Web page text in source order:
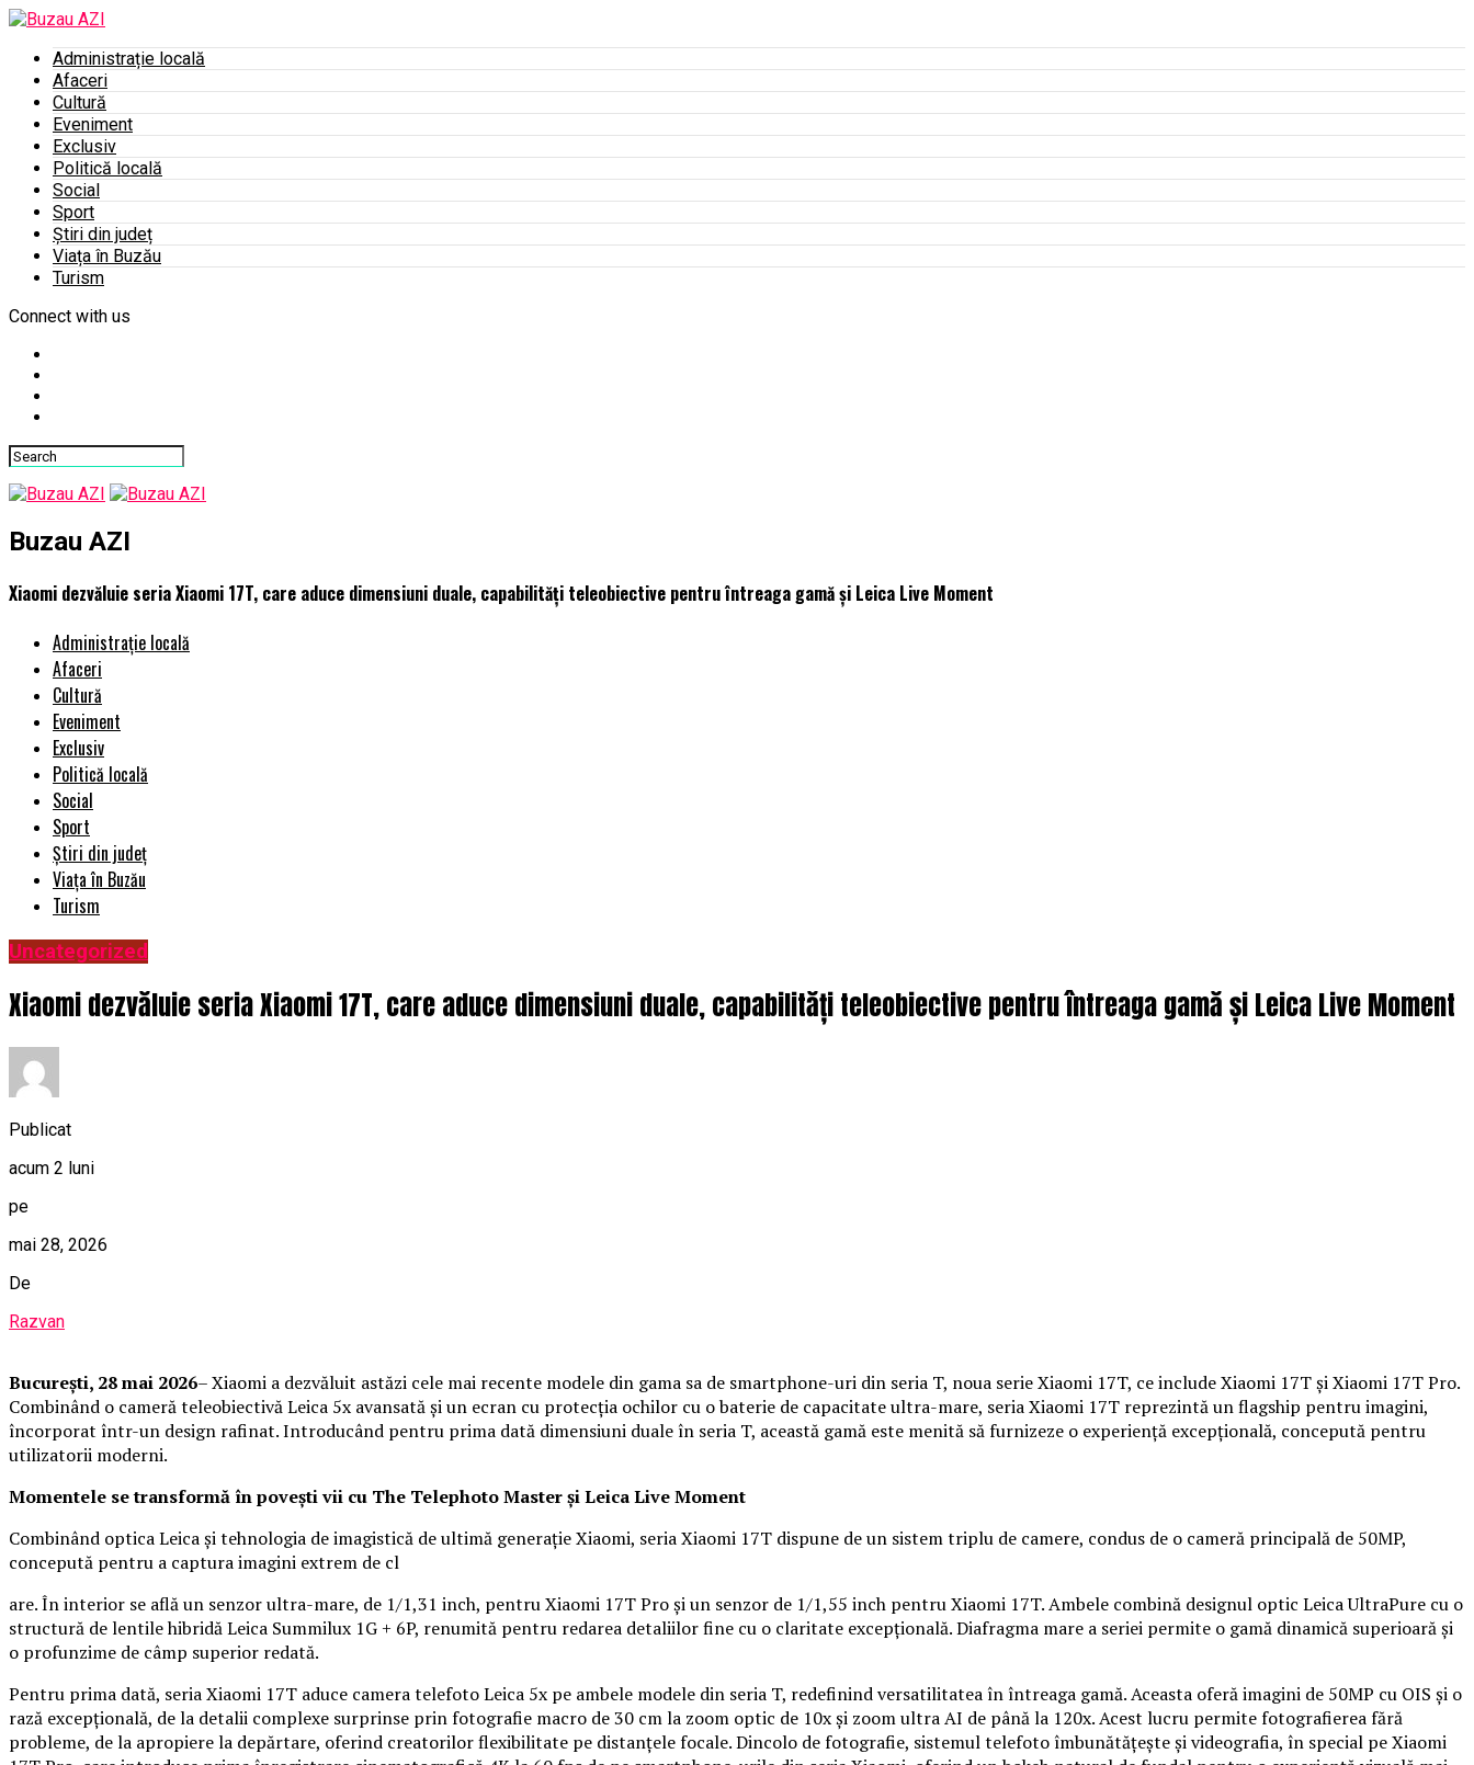
Administrație locală
Afaceri
Cultură
Eveniment
Exclusiv
Politică locală
Social
Sport
Știri din județ
Viața în Buzău
Turism
Connect with us
Buzau AZI
Xiaomi dezvăluie seria Xiaomi 17T, care aduce dimensiuni duale, capabilități teleobiective pentru întreaga gamă și Leica Live Moment
Administrație locală
Afaceri
Cultură
Eveniment
Exclusiv
Politică locală
Social
Sport
Știri din județ
Viața în Buzău
Turism
Uncategorized
Xiaomi dezvăluie seria Xiaomi 17T, care aduce dimensiuni duale, capabilități teleobiective pentru întreaga gamă și Leica Live Moment
Publicat
acum 2 luni
pe
mai 28, 2026
De
Razvan
București, 28 mai 2026– Xiaomi a dezvăluit astăzi cele mai recente modele din gama sa de smartphone-uri din seria T, noua serie Xiaomi 17T, ce include Xiaomi 17T și Xiaomi 17T Pro.
Combinând o cameră teleobiectivă Leica 5x avansată și un ecran cu protecția ochilor cu o baterie de capacitate ultra-mare, seria Xiaomi 17T reprezintă un flagship pentru imagini,
încorporat într-un design rafinat. Introducând pentru prima dată dimensiuni duale în seria T, această gamă este menită să furnizeze o experiență excepțională, concepută pentru
utilizatorii moderni.
Momentele se transformă în povești vii cu The Telephoto Master și Leica Live Moment
Combinând optica Leica și tehnologia de imagistică de ultimă generație Xiaomi, seria Xiaomi 17T dispune de un sistem triplu de camere, condus de o cameră principală de 50MP,
concepută pentru a captura imagini extrem de cl
are. În interior se află un senzor ultra-mare, de 1/1,31 inch, pentru Xiaomi 17T Pro și un senzor de 1/1,55 inch pentru Xiaomi 17T. Ambele combină designul optic Leica UltraPure cu o
structură de lentile hibridă Leica Summilux 1G + 6P, renumită pentru redarea detaliilor fine cu o claritate excepțională. Diafragma mare a seriei permite o gamă dinamică superioară și
o profunzime de câmp superior redată.
Pentru prima dată, seria Xiaomi 17T aduce camera telefoto Leica 5x pe ambele modele din seria T, redefinind versatilitatea în întreaga gamă. Aceasta oferă imagini de 50MP cu OIS și o
rază excepțională, de la detalii complexe surprinse prin fotografie macro de 30 cm la zoom optic de 10x și zoom ultra AI de până la 120x. Acest lucru permite fotografierea fără
probleme, de la apropiere la depărtare, oferind creatorilor flexibilitate pe distanțele focale. Dincolo de fotografie, sistemul telefoto îmbunătățește și videografia, în special pe Xiaomi